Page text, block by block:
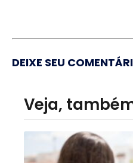
DEIXE SEU
Veja,